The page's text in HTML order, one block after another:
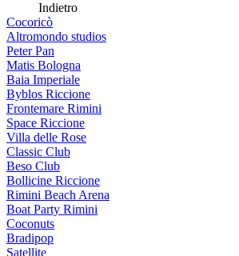
Indietro
Cocoricò
Altromondo studios
Peter Pan
Matis Bologna
Baia Imperiale
Byblos Riccione
Frontemare Rimini
Space Riccione
Villa delle Rose
Classic Club
Beso Club
Bollicine Riccione
Rimini Beach Arena
Boat Party Rimini
Coconuts
Bradipop
Satellite